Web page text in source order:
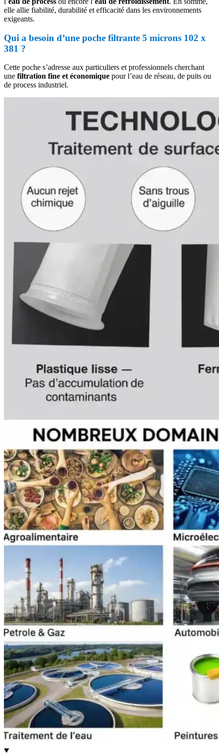
elle allie fiabilité, durabilité et efficacité dans les environnements
exigeants.
Qui a besoin d’une poche filtrante 5 microns 102 x
381 ?
Cette poche s’adresse aux particuliers et professionnels cherchant
une filtration fine et économique pour l’eau de réseau, de puits ou
de process industriel.